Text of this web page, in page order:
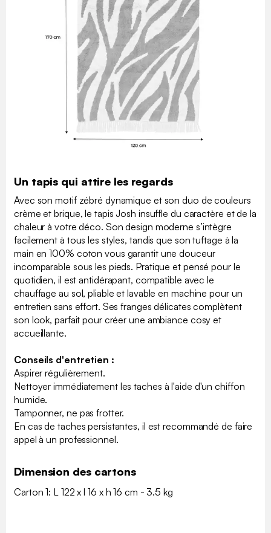
Un tapis qui attire les regards
Avec son motif zébré dynamique et son duo de couleurs
crème et brique, le tapis Josh insuffle du caractère et de la
chaleur à votre déco. Son design moderne s’intègre
facilement à tous les styles, tandis que son tuftage à la
main en 100% coton vous garantit une douceur
incomparable sous les pieds. Pratique et pensé pour le
quotidien, il est antidérapant, compatible avec le
chauffage au sol, pliable et lavable en machine pour un
entretien sans effort. Ses franges délicates complètent
son look, parfait pour créer une ambiance cosy et
accueillante.
Conseils d'entretien :
Aspirer régulièrement.
Nettoyer immédiatement les taches à l'aide d'un chiffon
humide.
Tamponner, ne pas frotter.
En cas de taches persistantes, il est recommandé de faire
appel à un professionnel.
Dimension des cartons
Carton 1: L 122 x l 16 x h 16 cm - 3.5 kg